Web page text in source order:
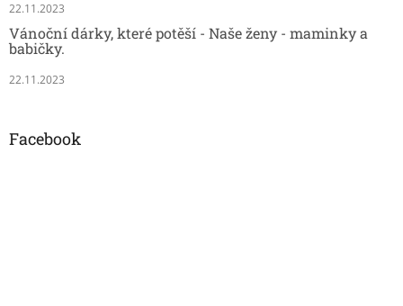
22.11.2023
Vánoční dárky, které potěší - Naše ženy - maminky a
babičky.
22.11.2023
Facebook